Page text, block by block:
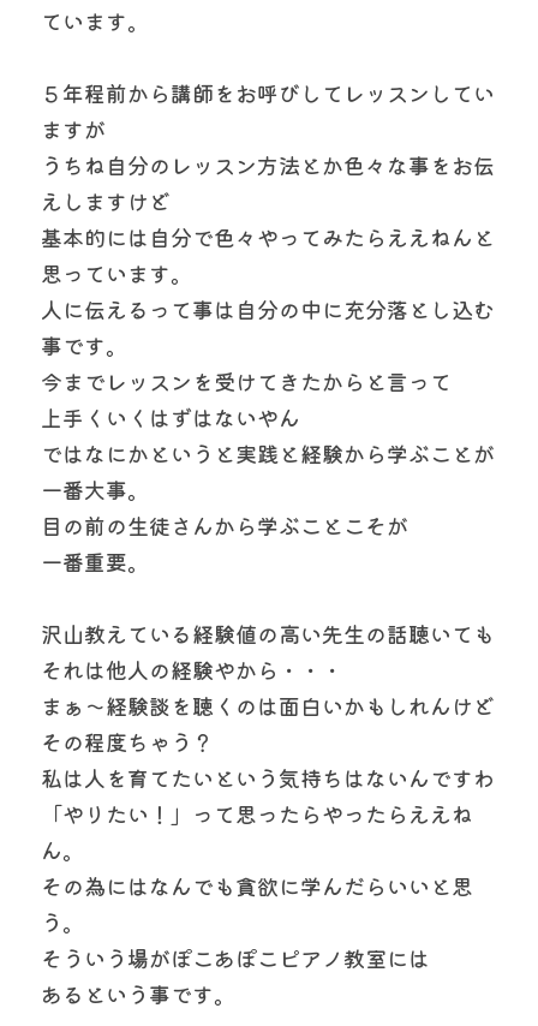
ています。
５年程前から講師をお呼びしてレッスンしてい
ますが
うちね自分のレッスン方法とか色々な事をお伝
えしますけど
基本的には自分で色々やってみたらええねんと
思っています。
人に伝えるって事は自分の中に充分落とし込む
事です。
今までレッスンを受けてきたからと言って
上手くいくはずはないやん
ではなにかというと実践と経験から学ぶことが
一番大事。
目の前の生徒さんから学ぶことこそが
一番重要。
沢山教えている経験値の高い先生の話聴いても
それは他人の経験やから・・・
まぁ～経験談を聴くのは面白いかもしれんけど
その程度ちゃう？
私は人を育てたいという気持ちはないんですわ
「やりたい！」って思ったらやったらええね
ん。
その為にはなんでも貪欲に学んだらいいと思
う。
そういう場がぽこあぽこピアノ教室には
あるという事です。